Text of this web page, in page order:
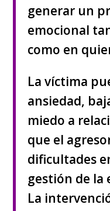
generar un
emocional
como en
La víctima
ansiedad,
miedo a
que el
dificultades
gestión de la
La